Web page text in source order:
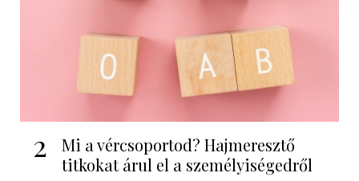
2
Mi a vércsoportod? Hajmeresztő
titkokat árul el a személyiségedről